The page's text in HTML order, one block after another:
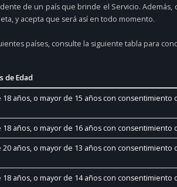
de un país que brinde el Servicio.
y acepta que será así en todo momento.
países, consulte la siguiente tabla para
de Edad
18 años, o mayor de 15 años con consentimiento
18 años, o mayor de 16 años con consentimiento
20 años, o mayor de 13 años con consentimiento
18 años, o mayor de 14 años con consentimiento